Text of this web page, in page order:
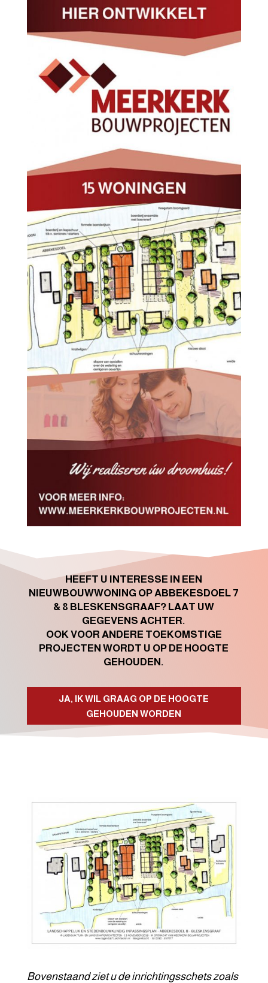
HEEFT U INTERESSE IN EEN
NIEUWBOUWWONING OP ABBEKESDOEL 7
& 8 BLESKENSGRAAF? LAAT UW
GEGEVENS ACHTER.
OOK VOOR ANDERE TOEKOMSTIGE
PROJECTEN WORDT U OP DE HOOGTE
GEHOUDEN.
JA, IK WIL GRAAG OP DE HOOGTE
GEHOUDEN WORDEN
Bovenstaand ziet u de inrichtingsschets zoals